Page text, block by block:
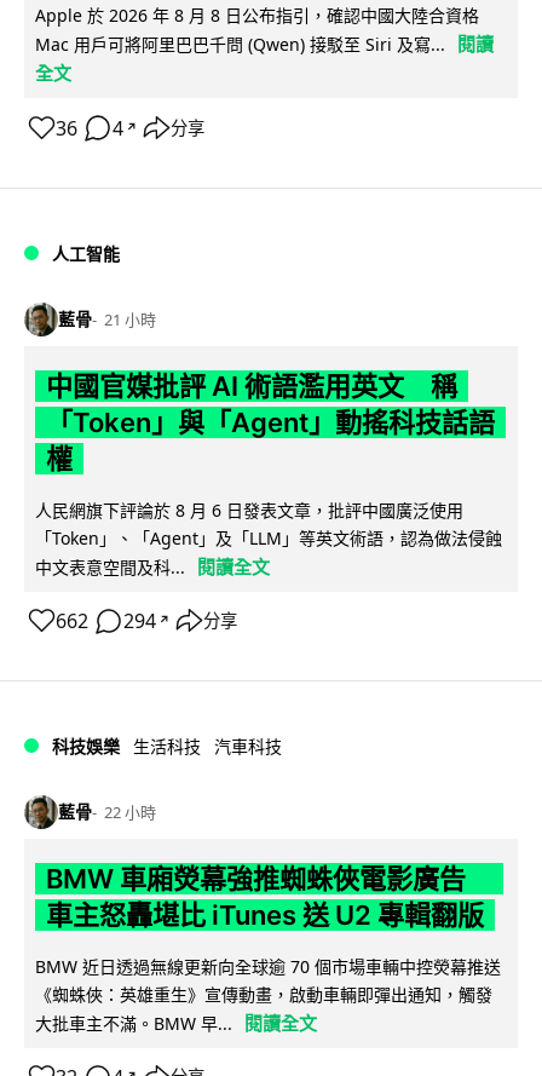
Apple 於 2026 年 8 月 8 日公布指引，確認中國大陸合資格
Mac 用戶可將阿里巴巴千問 (Qwen) 接駁至 Siri 及寫...
閱讀
全文
36 4 ↗ 分享
人工智能
藍骨 21 小時
中國官媒批評 AI 術語濫用英文 稱
「Token」與「Agent」動搖科技話語
權
人民網旗下評論於 8 月 6 日發表文章，批評中國廣泛使用
「Token」、「Agent」及「LLM」等英文術語，認為做法侵蝕
中文表意空間及科...
閱讀全文
662 294 ↗ 分享
科技娛樂 生活科技 汽車科技
藍骨 22 小時
BMW 車廂熒幕強推蜘蛛俠電影廣告
車主怒轟堪比 iTunes 送 U2 專輯翻版
BMW 近日透過無線更新向全球逾 70 個市場車輛中控熒幕推送
《蜘蛛俠：英雄重生》宣傳動畫，啟動車輛即彈出通知，觸發
大批車主不滿。BMW 早...
閱讀全文